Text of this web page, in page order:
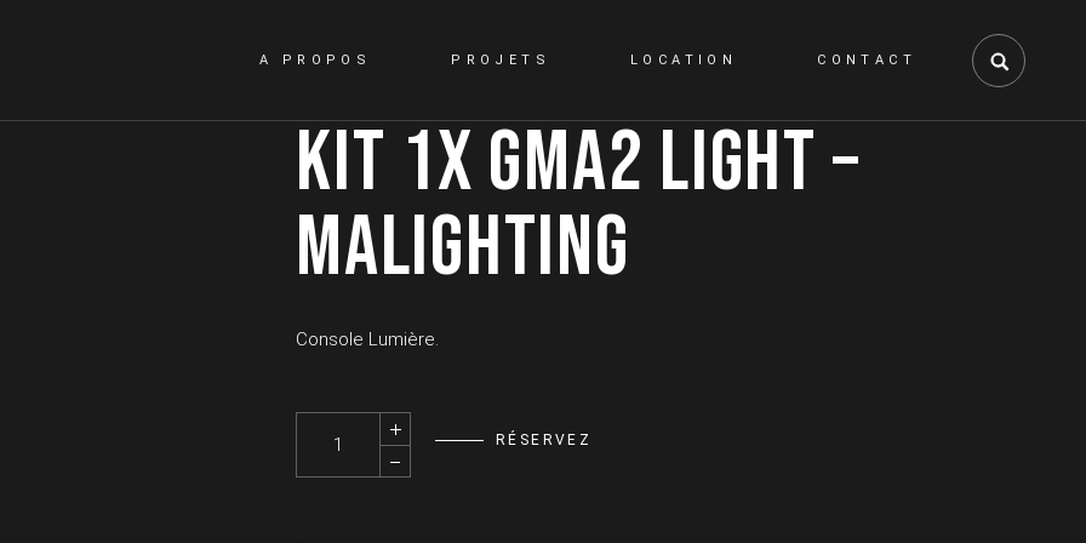
A PROPOS PROJETS LOCATION CONTACT
KIT 1X GMA2 LIGHT –
MALIGHTING
Console Lumière.
Kit 1x GMA2 Light - MALIGHTING quantity
RÉSERVEZ